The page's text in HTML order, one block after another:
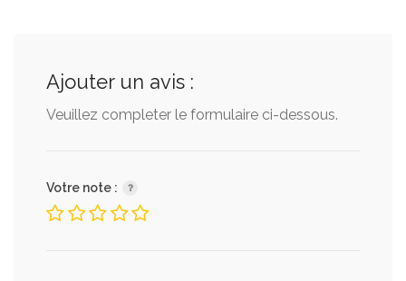
Ajouter un avis :
Veuillez completer le formulaire ci-dessous.
Votre note :